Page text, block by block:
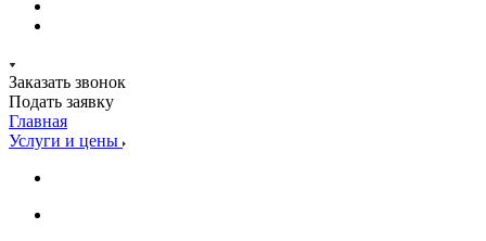
Заказать звонок
Подать заявку
Главная
Услуги и цены